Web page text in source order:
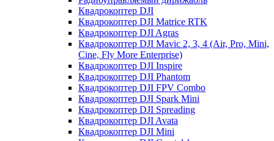
Квадрокоптер DJI
Квадрокоптер DJI Matrice RTK
Квадрокоптер DJI Agras
Квадрокоптер DJI Mavic 2, 3, 4 (Air, Pro, Mini,
Cine, Fly More Enterprise)
Квадрокоптер DJI Inspire
Квадрокоптер DJI Phantom
Квадрокоптер DJI FPV Combo
Квадрокоптер DJI Spark Mini
Квадрокоптер DJI Spreading
Квадрокоптер DJI Avata
Квадрокоптер DJI Mini